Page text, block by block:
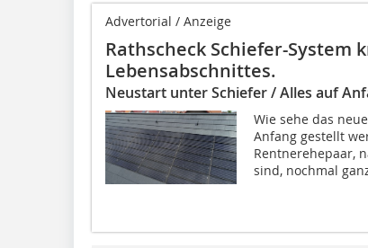
Advertorial / Anzeige
Rathscheck Schiefer-System
Lebensabschnittes.
Neustart unter Schiefer / Alles auf
Wie sehe das
Anfang gestellt
Rentnerehepaar,
sind, nochmal